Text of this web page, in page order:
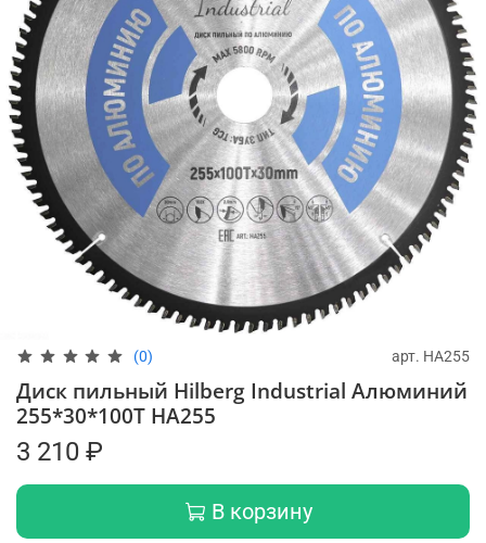
(0) арт. HA255
Диск пильный Hilberg Industrial Алюминий
255*30*100Т HA255
3 210 ₽
В корзину